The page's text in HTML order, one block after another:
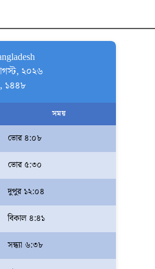
২০২৬
১৪৪৮
সময়
ভোর ৪:০৮
ভোর ৫:৩০
দুপুর ১২:০৪
বিকাল ৪:৪১
সন্ধ্যা ৬:৩৮